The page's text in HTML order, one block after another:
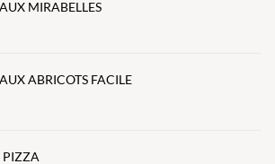
MIRABELLES
ABRICOTS FACILE
PIZZA